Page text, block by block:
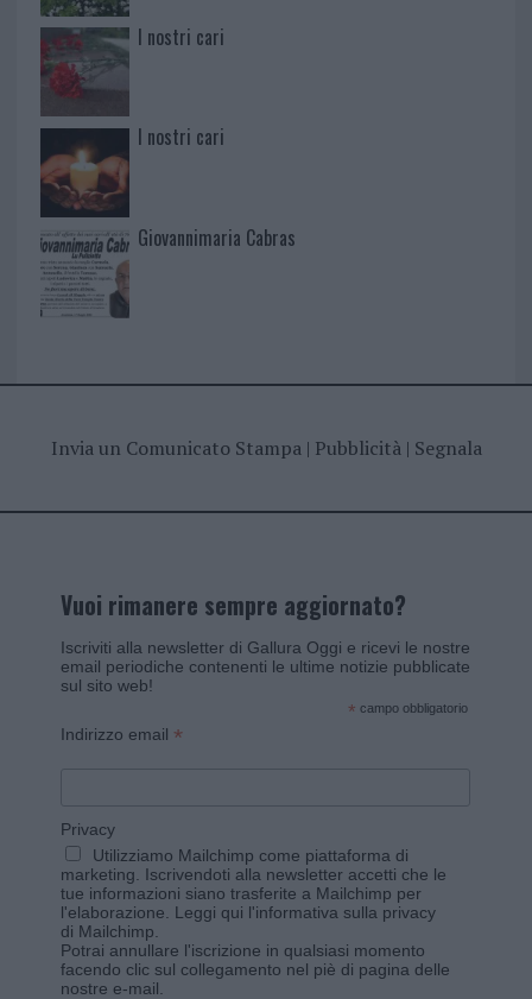
I nostri cari
I nostri cari
Giovannimaria Cabras
Invia un Comunicato Stampa| Pubblicità| Segnala
Vuoi rimanere sempre aggiornato?
Iscriviti alla newsletter di Gallura Oggi e ricevi le nostre
email periodiche contenenti le ultime notizie pubblicate
sul sito web!
* campo obbligatorio
Indirizzo email *
Privacy
Utilizziamo Mailchimp come piattaforma di
marketing. Iscrivendoti alla newsletter accetti che le
tue informazioni siano trasferite a Mailchimp per
l'elaborazione. Leggi qui l'informativa sulla privacy
di Mailchimp
Potrai annullare l'iscrizione in qualsiasi momento
facendo clic sul collegamento nel piè di pagina delle
nostre e-mail.